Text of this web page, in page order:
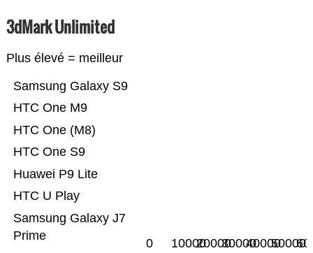
3dMark Unlimited
Plus élevé = meilleur
Samsung Galaxy J7
Prime
HTC U Play
Huawei P9 Lite
HTC One S9
HTC One (M8)
HTC One M9
Samsung Galaxy S9
0 1000020000300004000050000